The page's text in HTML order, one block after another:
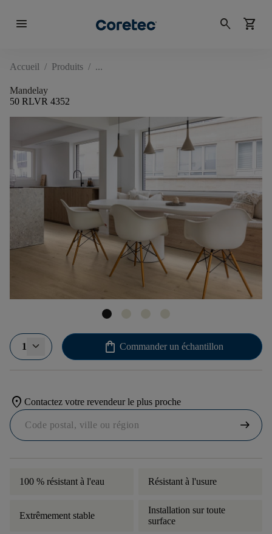
menu search shopping_cart
Accueil / Produits /
Mandelay
50 RLVR 4352
1 shopping_bag Commander un échantillon
location_on Contactez votre revendeur le plus proche
arrow_right_alt
100 % résistant à l'eau Résistant à l'usure
Extrêmement stable
Installation sur toute
surface